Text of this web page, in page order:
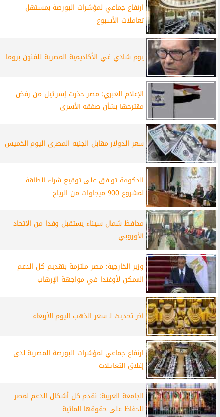
ارتفاع جماعي لمؤشرات البورصة بمستهل
تعاملات الأسبوع
يوم شادي في الأكاديمية المصرية للفنون بروما
الإعلام العبري: مصر حذرت إسرائيل من رفض
مقترحها بشأن صفقة الأسرى
سعر الدولار مقابل الجنيه المصرى اليوم الخميس
الحكومة توافق على توقيع شراء الطاقة
لمشروع 900 ميجاوات من الرياح
محافظ شمال سيناء يستقبل وفدا من الاتحاد
الأوروبي
وزير الخارجية: مصر ملتزمة بتقديم كل الدعم
الممكن لأوغندا في مواجهة الإرهاب
آخر تحديث لـ سعر الذهب اليوم الأربعاء
ارتفاع جماعي لمؤشرات البورصة المصرية لدى
إغلاق التعاملات
الجامعة العربية: نقدم كل أشكال الدعم لمصر
للحفاظ على حقوقها المائية